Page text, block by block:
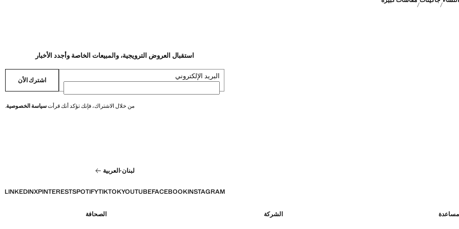
استقبال العروض الترويجية، والمبيعات الخاصة وأجدد الأخبار
البريد الإلكتروني اشترك الأن
من خلال الاشتراك، فإنك تؤكد أنك قرأتسياسة الخصوصية.
لبنان·العربية
INSTAGRAM
FACEBOOK
YOUTUBE
TIKTOK
SPOTIFY
PINTEREST
X
LINKEDIN
مساعدة الشركة الصحافة